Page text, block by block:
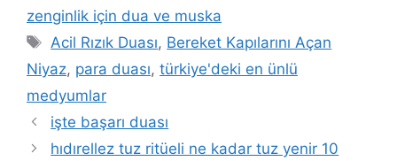
zenginlik için dua ve muska
Acil Rızık Duası, Bereket Kapılarını Açan
Niyaz, para duası, türkiye'deki en ünlü
medyumlar
işte başarı duası
hıdırellez tuz ritüeli ne kadar tuz yenir 10